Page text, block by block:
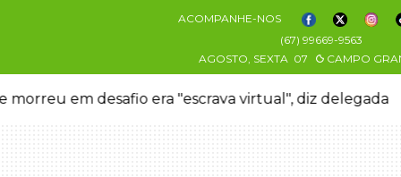
ACOMPANHE-NOS
(67) 99669-9563
AGOSTO, SEXTA 07 CAMPO
morreu em desafio era "escrava virtual", diz delegada